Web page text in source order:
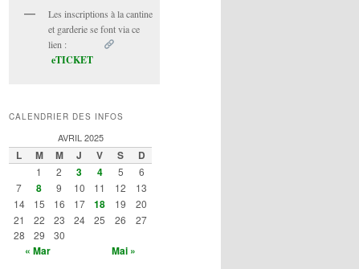
Les inscriptions à la cantine
et garderie se font via ce
lien :
eTICKET
CALENDRIER DES INFOS
AVRIL 2025
L M M J V S D
1 2 3 4 5
6
7
8 9 10 11 12
13
14
15 16 17 18 19
20
21
22 23 24 25 26
27
28
29 30
« Mar Mai »